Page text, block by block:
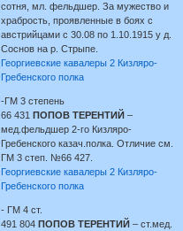
сотня, мл. фельдшер. За мужество и
храбрость, проявленные в боях с
австрийцами с 30.08 по 1.10.1915 у д.
Соснов на р. Стрыпе.
Георгиевские кавалеры 2 Кизляро-
Гребенского полка
-ГМ 3 степень
66 431
ПОПОВ ТЕРЕНТИЙ –
мед.фельдшер 2-го Кизляро-
Гребенского казач.полка. Отличие см.
ГМ 3 степ. №66 427.
Георгиевские кавалеры 2 Кизляро-
Гребенского полка
- ГМ 4 ст.
491 804 ПОПОВ ТЕРЕНТИЙ – ст.мед.